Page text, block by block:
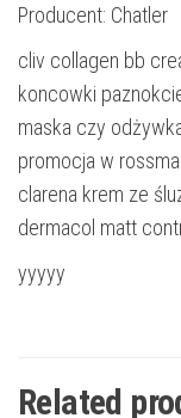
Producent: Chatler
cliv collagen bb
koncowki
maska czy
promocja w
clarena krem ze
dermacol matt
yyyyy
Related